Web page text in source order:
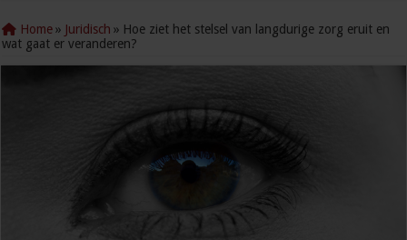
Home » Juridisch » Hoe ziet het stelsel van langdurige zorg eruit en
wat gaat er veranderen?